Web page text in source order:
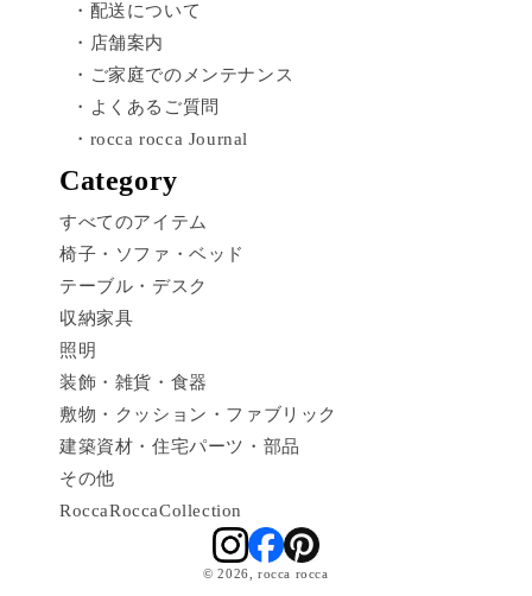
・配送について
・店舗案内
・ご家庭でのメンテナンス
・よくあるご質問
・rocca rocca Journal
Category
すべてのアイテム
椅子・ソファ・ベッド
テーブル・デスク
収納家具
照明
装飾・雑貨・食器
敷物・クッション・ファブリック
建築資材・住宅パーツ・部品
その他
RoccaRoccaCollection
© 2026,rocca rocca